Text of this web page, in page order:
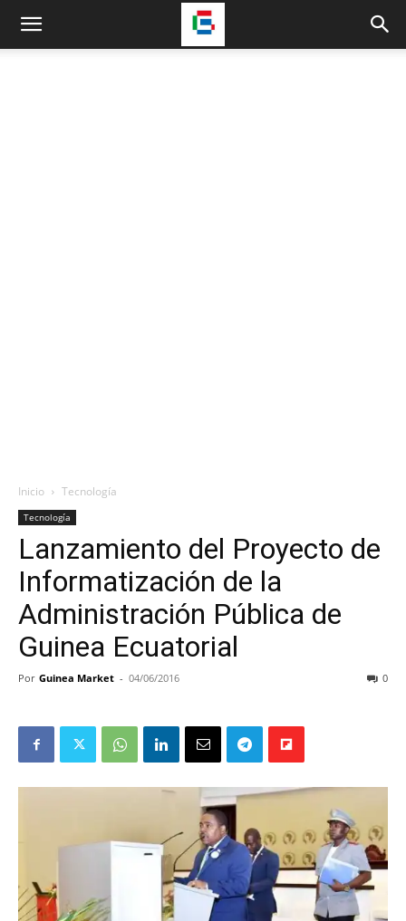
Inicio Tecnología
Tecnología
Lanzamiento del Proyecto de
Informatización de la
Administración Pública de
Guinea Ecuatorial
Por Guinea Market - 04/06/2016 0